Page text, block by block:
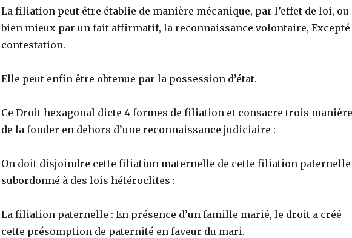
La filiation peut être établie de manière mécanique, par l’effet de loi, ou
bien mieux par un fait affirmatif, la reconnaissance volontaire, Excepté
contestation.
Elle peut enfin être obtenue par la possession d’état.
Ce Droit hexagonal dicte 4 formes de filiation et consacre trois
de la fonder en dehors d’une reconnaissance judiciaire :
On doit disjoindre cette filiation maternelle de cette filiation paternelle
subordonné à des lois hétéroclites :
La filiation paternelle : En présence d’un famille marié, le droit a créé
cette présomption de paternité en faveur du mari.